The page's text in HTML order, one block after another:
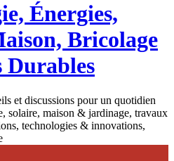
Énergies,
Bricolage
Durables
et discussions pour un quotidien
solaire, maison & jardinage, travaux
technologies & innovations,